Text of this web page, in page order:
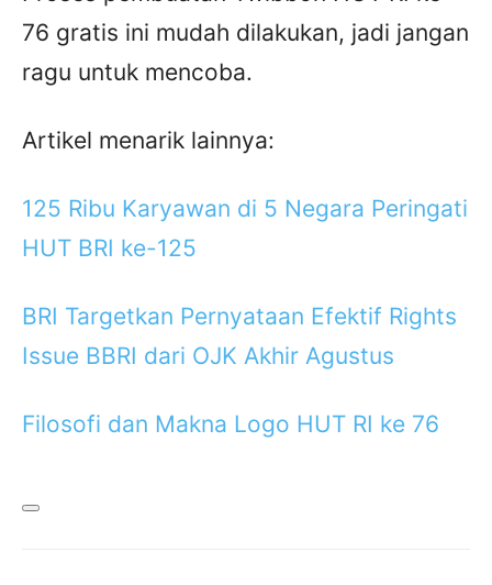
76 gratis ini mudah dilakukan, jadi jangan
ragu untuk mencoba.
Artikel menarik lainnya:
125 Ribu Karyawan di 5 Negara Peringati
HUT BRI ke-125
BRI Targetkan Pernyataan Efektif Rights
Issue BBRI dari OJK Akhir Agustus
Filosofi dan Makna Logo HUT RI ke 76